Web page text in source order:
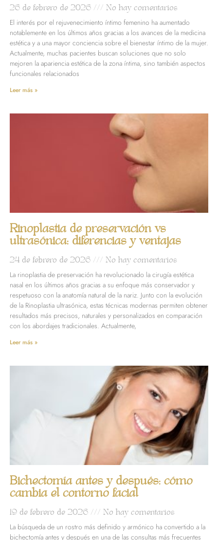
26 de febrero de 2026 No hay comentarios
El interés por el rejuvenecimiento íntimo femenino ha aumentado
notablemente en los últimos años gracias a los avances de la medicina
estética y a una mayor conciencia sobre el bienestar íntimo de la mujer.
Actualmente, muchas pacientes buscan soluciones que no solo
mejoren la apariencia estética de la zona íntima, sino también aspectos
funcionales relacionados
Leer más »
Rinoplastia de preservación vs
ultrasónica: diferencias y ventajas
24 de febrero de 2026 No hay comentarios
La rinoplastia de preservación ha revolucionado la cirugía estética
nasal en los últimos años gracias a su enfoque más conservador y
respetuoso con la anatomía natural de la nariz. Junto con la evolución
de la Rinoplastia ultrasónica, estas técnicas modernas permiten obtener
resultados más precisos, naturales y personalizados en comparación
con los abordajes tradicionales. Actualmente,
Leer más »
Bichectomía antes y después: cómo
cambia el contorno facial
19 de febrero de 2026 No hay comentarios
La búsqueda de un rostro más definido y armónico ha convertido a la
bichectomía antes y después en una de las consultas más frecuentes